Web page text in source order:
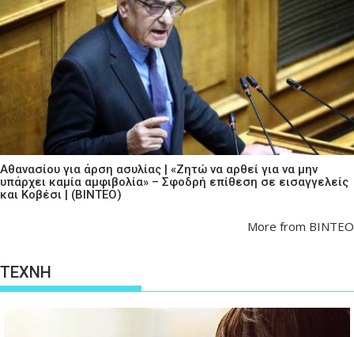
Αθανασίου για άρση ασυλίας | «Ζητώ να αρθεί για να μην
υπάρχει καμία αμφιβολία» – Σφοδρή επίθεση σε εισαγγελείς
και Κοβέσι | (ΒΙΝΤΕΟ)
More from ΒΙΝΤΕΟ
ΤΕΧΝΗ